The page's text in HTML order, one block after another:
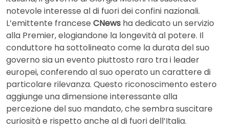
notevole interesse al di fuori dei confini nazionali.
L’emittente francese CNews ha dedicato un servizio
alla Premier, elogiandone la longevità al potere. Il
conduttore ha sottolineato come la durata del suo
governo sia un evento piuttosto raro tra i leader
europei, conferendo al suo operato un carattere di
particolare rilevanza. Questo riconoscimento estero
aggiunge una dimensione interessante alla
percezione del suo mandato, che sembra suscitare
curiosità e rispetto anche al di fuori dell’Italia.